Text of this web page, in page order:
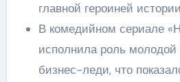
главной героиней
В комедийном сериале
исполнила роль
бизнес-леди, что